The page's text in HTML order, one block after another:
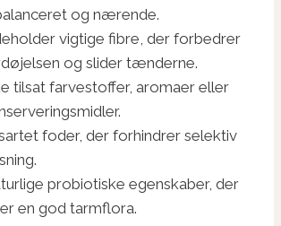
og nærende.
vigtige fibre, der forbedrer
og slider tænderne.
tilsat farvestoffer, aromaer eller
foder, der forhindrer selektiv
probiotiske egenskaber, der
en god tarmflora.